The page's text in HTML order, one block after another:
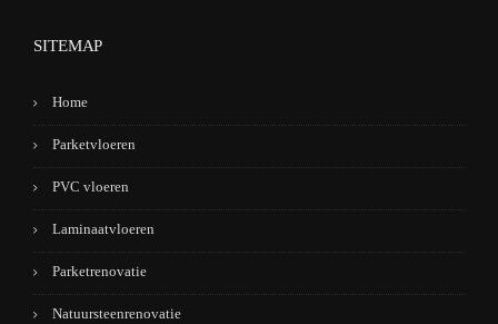
SITEMAP
Home
Parketvloeren
PVC vloeren
Laminaatvloeren
Parketrenovatie
Natuursteenrenovatie